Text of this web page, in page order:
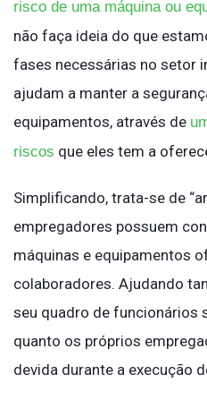
risco de uma máquina ou
não faça ideia do que
fases necessárias no setor
ajudam a manter a
equipamentos, através de
riscos que eles tem a
Simplificando, trata-se de
empregadores possuem
máquinas e equipamentos
colaboradores. Ajudando
seu quadro de funcionários
quanto os próprios
devida durante a execução